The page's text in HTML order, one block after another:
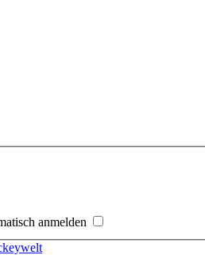
anmelden